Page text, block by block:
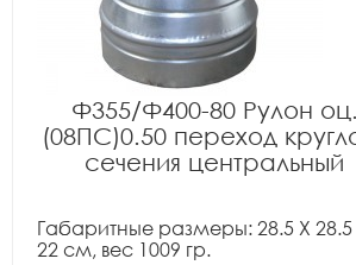
Ф355/Ф400-80 Рулон оц.
(08ПС)0.50 переход
сечения центральный
Габаритные размеры: 28.5 X 28.5
22 см, вес 1009 гр.